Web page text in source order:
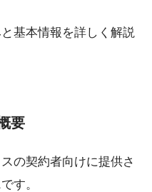
基本情報を詳しく解説
要
の契約者向けに提供さ
です。